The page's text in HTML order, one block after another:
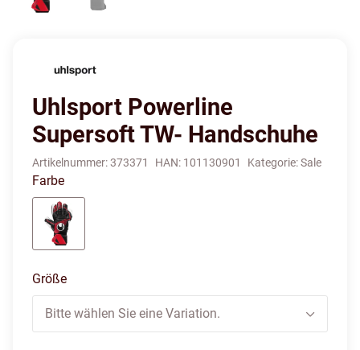
Uhlsport Powerline
Supersoft TW- Handschuhe
Artikelnummer:373371 HAN: 101130901 Kategorie:Sale
Farbe
Größe
Bitte wählen Sie eine Variation.